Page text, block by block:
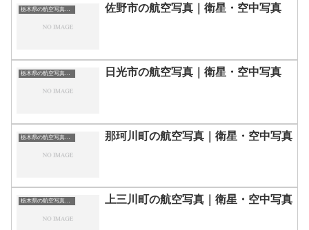
佐野市の航空写真｜衛星・空中写真
日光市の航空写真｜衛星・空中写真
那珂川町の航空写真｜衛星・空中写真
栃木県の航空写真・空中写真 上三川町の航空写真｜衛星・空中写真